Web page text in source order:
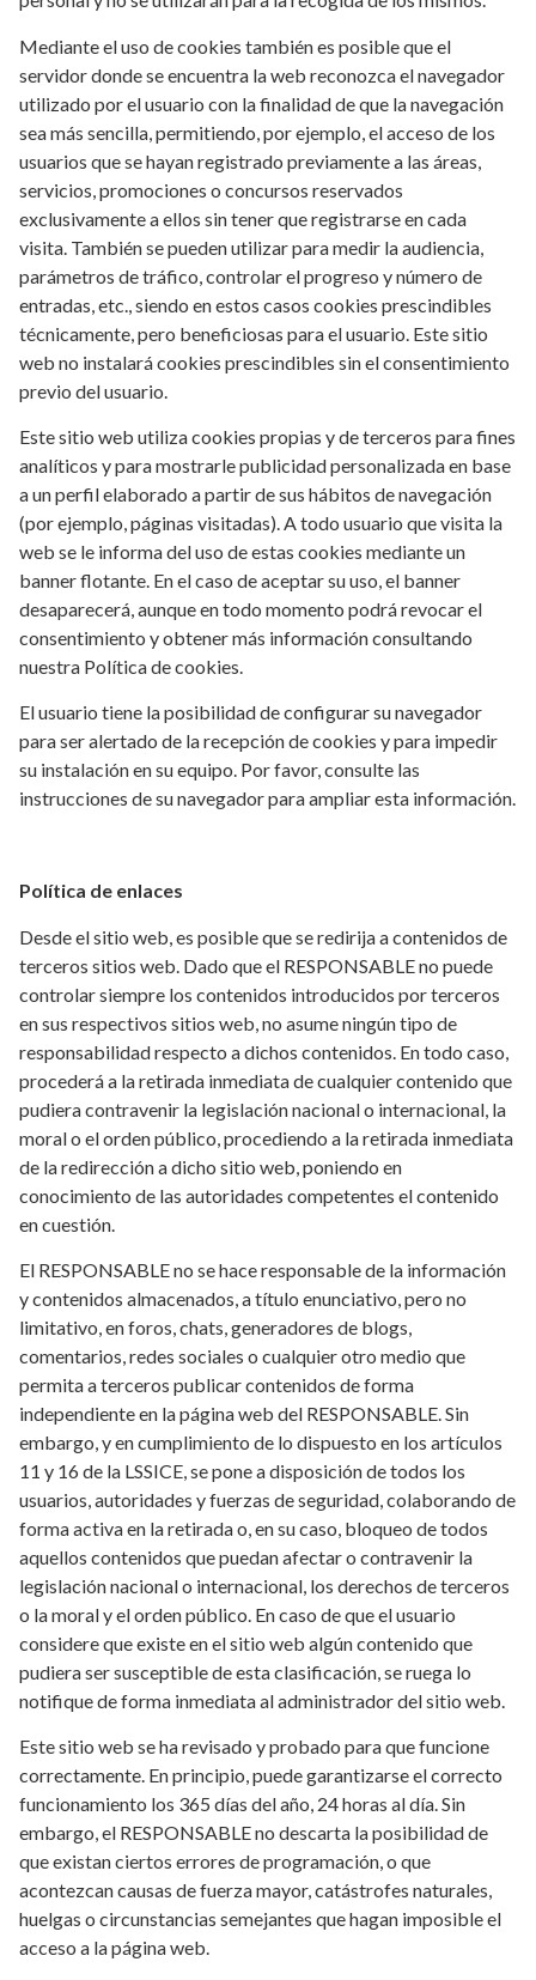
Mediante el uso de cookies también es posible que el
servidor donde se encuentra la web reconozca el navegador
utilizado por el usuario con la finalidad de que la navegación
sea más sencilla, permitiendo, por ejemplo, el acceso de los
usuarios que se hayan registrado previamente a las áreas,
servicios, promociones o concursos reservados
exclusivamente a ellos sin tener que registrarse en cada
visita. También se pueden utilizar para medir la audiencia,
parámetros de tráfico, controlar el progreso y número de
entradas, etc., siendo en estos casos cookies prescindibles
técnicamente, pero beneficiosas para el usuario. Este sitio
web no instalará cookies prescindibles sin el consentimiento
previo del usuario.
Este sitio web utiliza cookies propias y de terceros para fines
analíticos y para mostrarle publicidad personalizada en base
a un perfil elaborado a partir de sus hábitos de navegación
(por ejemplo, páginas visitadas). A todo usuario que visita la
web se le informa del uso de estas cookies mediante un
banner flotante. En el caso de aceptar su uso, el banner
desaparecerá, aunque en todo momento podrá revocar el
consentimiento y obtener más información consultando
nuestra Política de cookies.
El usuario tiene la posibilidad de configurar su navegador
para ser alertado de la recepción de cookies y para impedir
su instalación en su equipo. Por favor, consulte las
instrucciones de su navegador para ampliar esta información.
Política de enlaces
Desde el sitio web, es posible que se redirija a contenidos de
terceros sitios web. Dado que el RESPONSABLE no puede
controlar siempre los contenidos introducidos por terceros
en sus respectivos sitios web, no asume ningún tipo de
responsabilidad respecto a dichos contenidos. En todo caso,
procederá a la retirada inmediata de cualquier contenido que
pudiera contravenir la legislación nacional o internacional, la
moral o el orden público, procediendo a la retirada inmediata
de la redirección a dicho sitio web, poniendo en
conocimiento de las autoridades competentes el contenido
en cuestión.
El RESPONSABLE no se hace responsable de la información
y contenidos almacenados, a título enunciativo, pero no
limitativo, en foros, chats, generadores de blogs,
comentarios, redes sociales o cualquier otro medio que
permita a terceros publicar contenidos de forma
independiente en la página web del RESPONSABLE. Sin
embargo, y en cumplimiento de lo dispuesto en los artículos
11 y 16 de la LSSICE, se pone a disposición de todos los
usuarios, autoridades y fuerzas de seguridad, colaborando de
forma activa en la retirada o, en su caso, bloqueo de todos
aquellos contenidos que puedan afectar o contravenir la
legislación nacional o internacional, los derechos de terceros
o la moral y el orden público. En caso de que el usuario
considere que existe en el sitio web algún contenido que
pudiera ser susceptible de esta clasificación, se ruega lo
notifique de forma inmediata al administrador del sitio web.
Este sitio web se ha revisado y probado para que funcione
correctamente. En principio, puede garantizarse el correcto
funcionamiento los 365 días del año, 24 horas al día. Sin
embargo, el RESPONSABLE no descarta la posibilidad de
que existan ciertos errores de programación, o que
acontezcan causas de fuerza mayor, catástrofes naturales,
huelgas o circunstancias semejantes que hagan imposible el
acceso a la página web.